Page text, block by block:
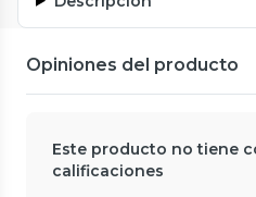
Opiniones del producto
Este producto no tiene
calificaciones